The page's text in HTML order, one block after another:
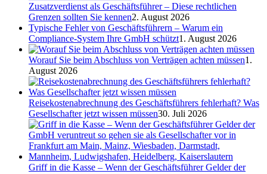
Zusatzverdienst als Geschäftsführer – Diese rechtlichen
Grenzen sollten Sie kennen2. August 2026
Typische Fehler von Geschäftsführern – Warum ein
Compliance-System Ihre GmbH schützt1. August 2026
Worauf Sie beim Abschluss von Verträgen achten müssen1.
August 2026
Reisekostenabrechnung des Geschäftsführers fehlerhaft? Was
Gesellschafter jetzt wissen müssen30. Juli 2026
Griff in die Kasse – Wenn der Geschäftsführer Gelder der